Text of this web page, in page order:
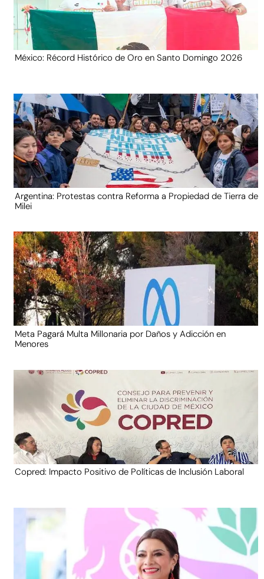
México: Récord Histórico de Oro en Santo Domingo 2026
Argentina: Protestas contra Reforma a Propiedad de Tierra de
Milei
Meta Pagará Multa Millonaria por Daños y Adicción en
Menores
Copred: Impacto Positivo de Políticas de Inclusión Laboral